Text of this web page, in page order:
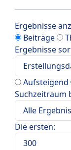
Ergebnisse
Beiträge
Ergebnisse
Aufsteigend
Suchzeitraum
Die ersten: